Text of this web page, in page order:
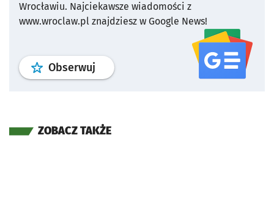
Wrocławiu. Najciekawsze wiadomości z
www.wroclaw.pl znajdziesz w Google News!
Obserwuj profil serwisu
ZOBACZ TAKŻE